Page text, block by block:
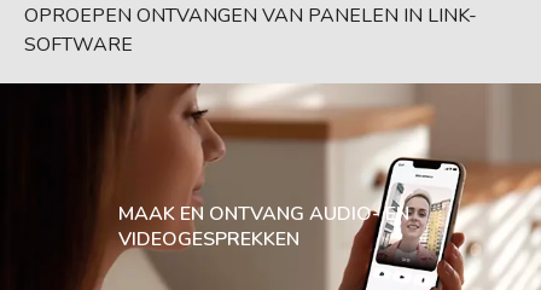
OPROEPEN ONTVANGEN VAN PANELEN IN LINK-
SOFTWARE
MAAK EN ONTVANG AUDIO- EN
VIDEOGESPREKKEN